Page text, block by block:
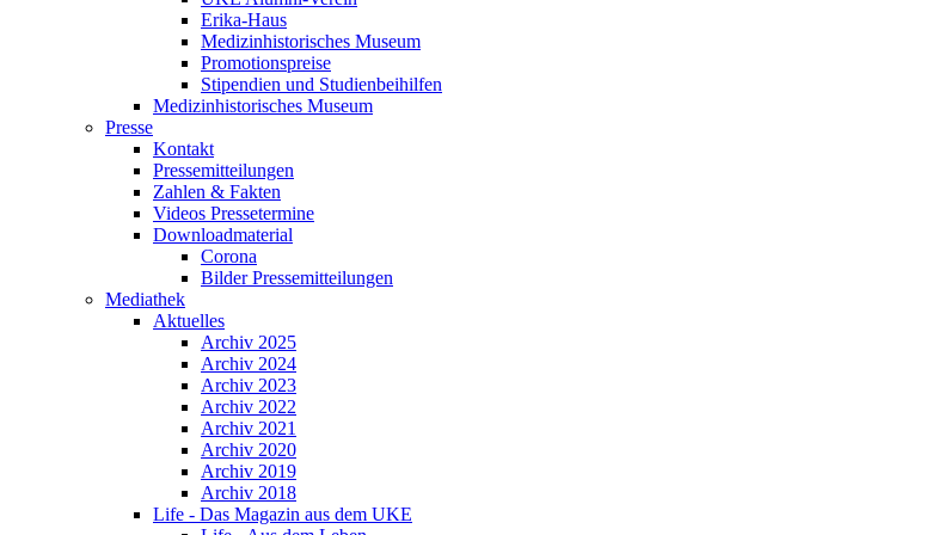
Erika-Haus
Medizinhistorisches Museum
Promotionspreise
Stipendien und Studienbeihilfen
Medizinhistorisches Museum
Presse
Kontakt
Pressemitteilungen
Zahlen & Fakten
Videos Pressetermine
Downloadmaterial
Corona
Bilder Pressemitteilungen
Mediathek
Aktuelles
Archiv 2025
Archiv 2024
Archiv 2023
Archiv 2022
Archiv 2021
Archiv 2020
Archiv 2019
Archiv 2018
Life - Das Magazin aus dem UKE